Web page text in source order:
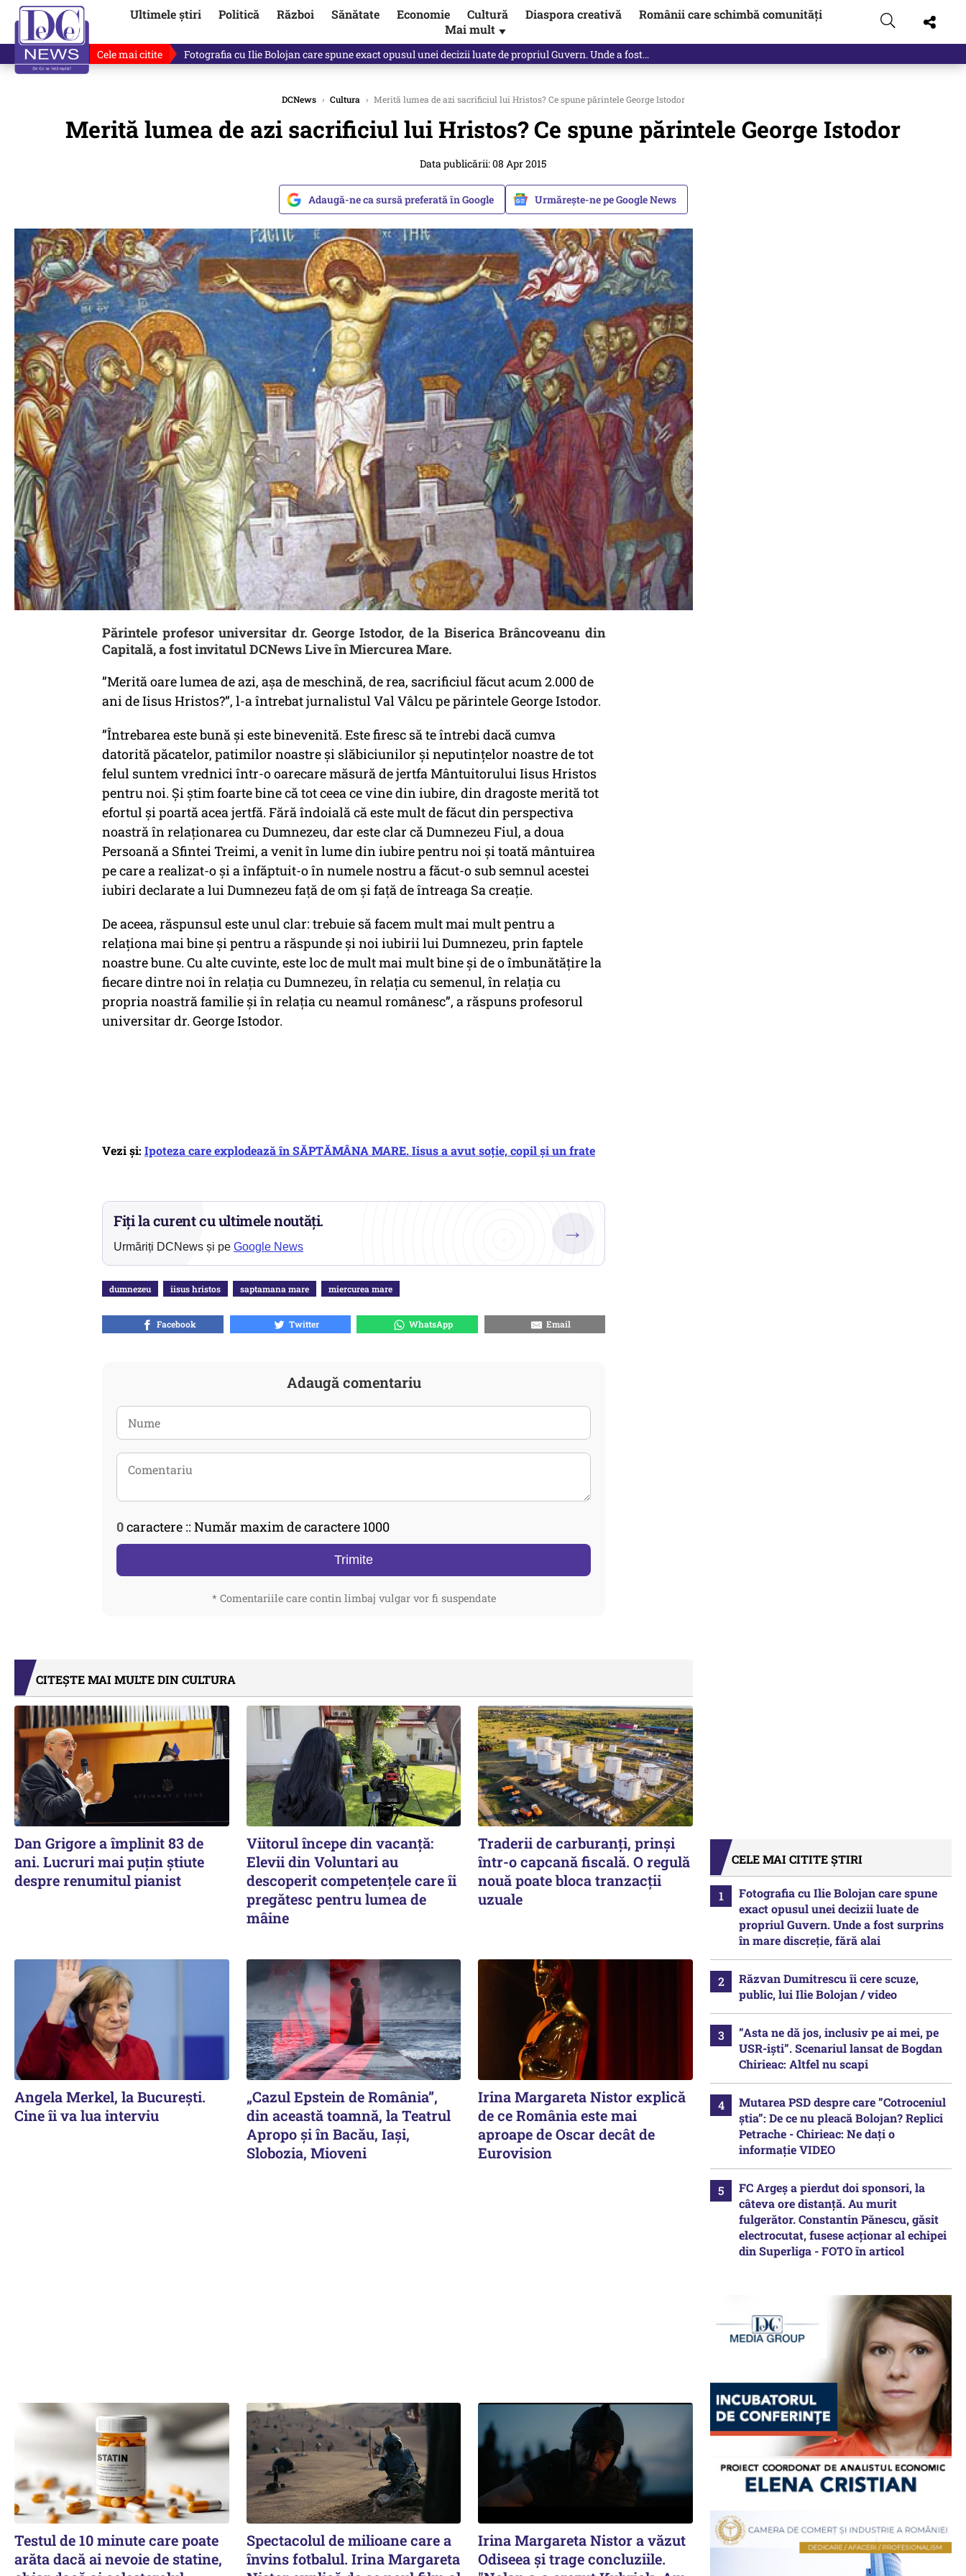
Ultimele știri Politică Război Sănătate Economie Cultură Diaspora creativă
Românii care schimbă comunități
Mai mult ▼
Cele mai citite Răzvan Dumitrescu îi cere scuze, public, lui Ilie Bolojan / video
DCNews › Cultura › Merită lumea de azi sacrificiul lui Hristos? Ce spune părintele George Istodor
Merită lumea de azi sacrificiul lui Hristos? Ce spune părintele George Istodor
Data publicării: 08 Apr 2015
Adaugă-ne ca sursă preferată în Google Urmărește-ne pe Google News
Părintele profesor universitar dr. George Istodor, de la Biserica Brâncoveanu din
Capitală, a fost invitatul DCNews Live în Miercurea Mare.
”Merită oare lumea de azi, așa de meschină, de rea, sacrificiul făcut acum 2.000 de
ani de Iisus Hristos?”, l-a întrebat jurnalistul Val Vâlcu pe părintele George Istodor.
”Întrebarea este bună și este binevenită. Este firesc să te întrebi dacă cumva
datorită păcatelor, patimilor noastre și slăbiciunilor și neputințelor noastre de tot
felul suntem vrednici într-o oarecare măsură de jertfa Mântuitorului Iisus Hristos
pentru noi. Și știm foarte bine că tot ceea ce vine din iubire, din dragoste merită tot
efortul și poartă acea jertfă. Fără îndoială că este mult de făcut din perspectiva
noastră în relaționarea cu Dumnezeu, dar este clar că Dumnezeu Fiul, a doua
Persoană a Sfintei Treimi, a venit în lume din iubire pentru noi și toată mântuirea
pe care a realizat-o și a înfăptuit-o în numele nostru a făcut-o sub semnul acestei
iubiri declarate a lui Dumnezeu față de om și față de întreaga Sa creație.
De aceea, răspunsul este unul clar: trebuie să facem mult mai mult pentru a
relaționa mai bine și pentru a răspunde și noi iubirii lui Dumnezeu, prin faptele
noastre bune. Cu alte cuvinte, este loc de mult mai mult bine și de o îmbunătățire la
fiecare dintre noi în relația cu Dumnezeu, în relația cu semenul, în relația cu
propria noastră familie și în relația cu neamul românesc”, a răspuns profesorul
universitar dr. George Istodor.
Vezi și: Ipoteza care explodează în SĂPTĂMÂNA MARE. Iisus a avut soție, copil și un frate
Fiți la curent cu ultimele noutăți.
Urmăriți DCNews și pe Google News
→
dumnezeu iisus hristos saptamana mare miercurea mare
Facebook Twitter WhatsApp Email
Adaugă comentariu
0caractere :: Număr maxim de caractere 1000
Trimite
* Comentariile care contin limbaj vulgar vor fi suspendate
CITEȘTE MAI MULTE DIN CULTURA
Dan Grigore a împlinit 83 de
ani. Lucruri mai puțin știute
despre renumitul pianist
Viitorul începe din vacanță:
Elevii din Voluntari au
descoperit competențele care îi
pregătesc pentru lumea de
mâine
Traderii de carburanți, prinși
într-o capcană fiscală. O regulă
nouă poate bloca tranzacții
uzuale
Angela Merkel, la București.
Cine îi va lua interviu
„Cazul Epstein de România”,
din această toamnă, la Teatrul
Apropo și în Bacău, Iași,
Slobozia, Mioveni
Irina Margareta Nistor explică
de ce România este mai
aproape de Oscar decât de
Eurovision
Testul de 10 minute care poate
arăta dacă ai nevoie de statine,
Spectacolul de milioane care a
învins fotbalul. Irina Margareta
Irina Margareta Nistor a văzut
Odiseea şi trage concluziile.
CELE MAI CITITE ȘTIRI
Fotografia cu Ilie Bolojan care spune
exact opusul unei decizii luate de
propriul Guvern. Unde a fost surprins
în mare discreție, fără alai
Răzvan Dumitrescu îi cere scuze,
public, lui Ilie Bolojan / video
”Asta ne dă jos, inclusiv pe ai mei, pe
USR-iști”. Scenariul lansat de Bogdan
Chirieac: Altfel nu scapi
Mutarea PSD despre care ”Cotroceniul
știa”: De ce nu pleacă Bolojan? Replici
Petrache - Chirieac: Ne dați o
informație VIDEO
FC Argeș a pierdut doi sponsori, la
câteva ore distanță. Au murit
fulgerător. Constantin Pănescu, găsit
electrocutat, fusese acționar al echipei
din Superliga - FOTO în articol